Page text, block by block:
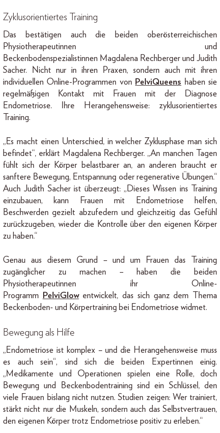
Zyklusorientiertes Training
Das bestätigen auch die beiden oberösterreichischen
Physiotherapeutinnen und
Beckenbodenspezialistinnen Magdalena Rechberger und Judith
Sacher. Nicht nur in ihren Praxen, sondern auch mit ihren
individuellen Online-Programmen von PelviQueens haben sie
regelmäßigen Kontakt mit Frauen mit der Diagnose
Endometriose. Ihre Herangehensweise: zyklusorientiertes
Training.
„Es macht einen Unterschied, in welcher Zyklusphase man sich
befindet“, erklärt Magdalena Rechberger. „An manchen Tagen
fühlt sich der Körper belastbarer an, an anderen braucht er
sanftere Bewegung, Entspannung oder regenerative Übungen.“
Auch Judith Sacher ist überzeugt: „Dieses Wissen ins Training
einzubauen, kann Frauen mit Endometriose helfen,
Beschwerden gezielt abzufedern und gleichzeitig das Gefühl
zurückzugeben, wieder die Kontrolle über den eigenen Körper
zu haben.“
Genau aus diesem Grund – und um Frauen das Training
zugänglicher zu machen – haben die beiden
Physiotherapeutinnen ihr Online-
Programm
PelviGlowentwickelt, das sich ganz dem Thema
Beckenboden- und Körpertraining bei Endometriose widmet.
Bewegung als Hilfe
„Endometriose ist komplex – und die Herangehensweise muss
es auch sein“, sind sich die beiden Expertinnen einig.
„Medikamente und Operationen spielen eine Rolle, doch
Bewegung und Beckenbodentraining sind ein Schlüssel, den
viele Frauen bislang nicht nutzen. Studien zeigen: Wer trainiert,
stärkt nicht nur die Muskeln, sondern auch das Selbstvertrauen,
den eigenen Körper trotz Endometriose positiv zu erleben.“